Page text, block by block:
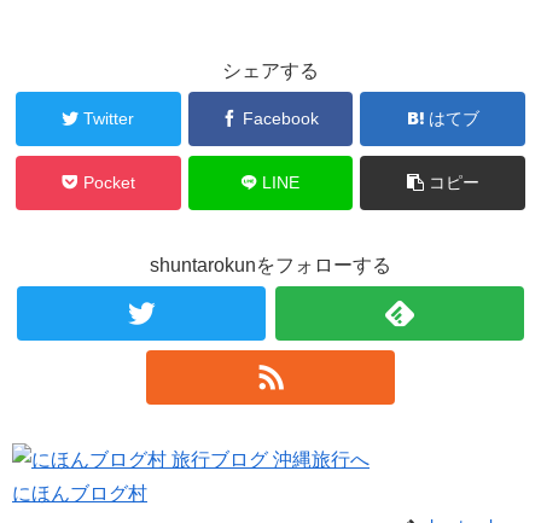
シェアする
Twitter Facebook はてブ
Pocket LINE コピー
shuntarokunをフォローする
にほんブログ村